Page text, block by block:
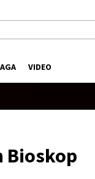
VIDEO
Bioskop